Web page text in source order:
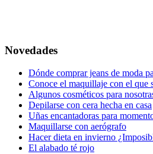
Novedades
Dónde comprar jeans de moda
Conoce el maquillaje con el que
Algunos cosméticos para
Depilarse con cera hecha en casa
Uñas encantadoras para
Maquillarse con aerógrafo
Hacer dieta en invierno
El alabado té rojo